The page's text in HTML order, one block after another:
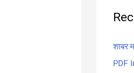
शाबर
PDF